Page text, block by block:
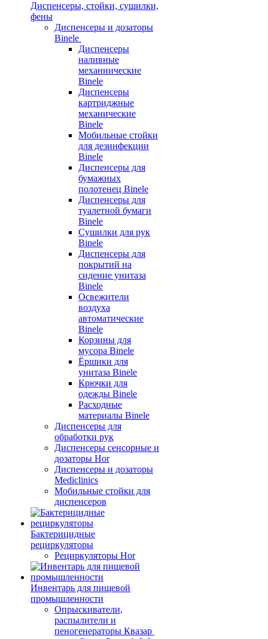
Диспенсеры, стойки, сушилки,
фены
Диспенсеры и дозаторы
Binele
Диспенсеры
наливные
механнические
Binele
Диспенсеры
картриджные
механические
Binele
Мобильные стойки
для дезинфекции
Binele
Диспенсеры для
бумажных
полотенец Binele
Диспенсеры для
туалетной бумаги
Binele
Сушилки для рук
Binele
Диспенсеры для
покрытий на
сидение унитаза
Binele
Освежители
воздуха
автоматические
Binele
Корзины для
мусора Binele
Ёршики для
унитаза Binele
Крючки для
одежды Binele
Расходные
материалы Binele
Диспенсеры для
обработки рук
Диспенсеры сенсорные и
дозаторы Hor
Диспенсеры и дозаторы
Mediclinics
Мобильные стойки для
диспенсеров
Бактерицидные
рециркуляторы
Рециркуляторы Hor
Инвентарь для пищевой
промышленности
Опрыскиватели,
распылители и
пеногенераторы Квазар